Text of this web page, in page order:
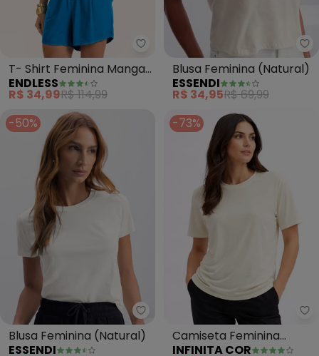
Endless - T- Shirt Feminina
T- Shirt Feminina Manga
Curta (Bege)
ENDLESS
R$ 34,99R$ 114,99
Blusa Feminina (Natural)
ESSENDI
R$ 34,95R$ 69,99
-50%
Essendi - Blusa Feminina
Blusa Feminina (Natural)
ESSENDI
-73%
Camiseta Feminina
INFINITA COR